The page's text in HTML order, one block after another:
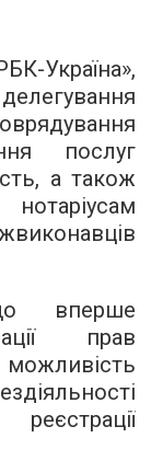
Україна»,
послуг
а також
вперше
прав